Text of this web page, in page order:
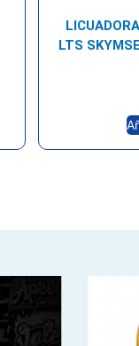
LTS